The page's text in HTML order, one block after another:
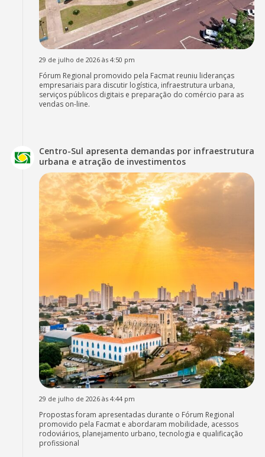
29 de julho de 2026 às 4:50 pm
Fórum Regional promovido pela Facmat reuniu lideranças
empresariais para discutir logística, infraestrutura urbana,
serviços públicos digitais e preparação do comércio para as
vendas on-line.
Centro-Sul apresenta demandas por infraestrutura
urbana e atração de investimentos
29 de julho de 2026 às 4:44 pm
Propostas foram apresentadas durante o Fórum Regional
promovido pela Facmat e abordaram mobilidade, acessos
rodoviários, planejamento urbano, tecnologia e qualificação
profissional